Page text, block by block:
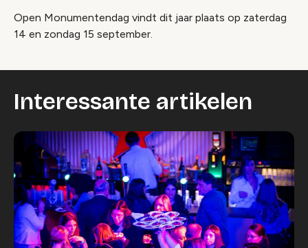
Open Monumentendag vindt dit jaar plaats op zaterdag
14 en zondag 15 september.
Interessante artikelen